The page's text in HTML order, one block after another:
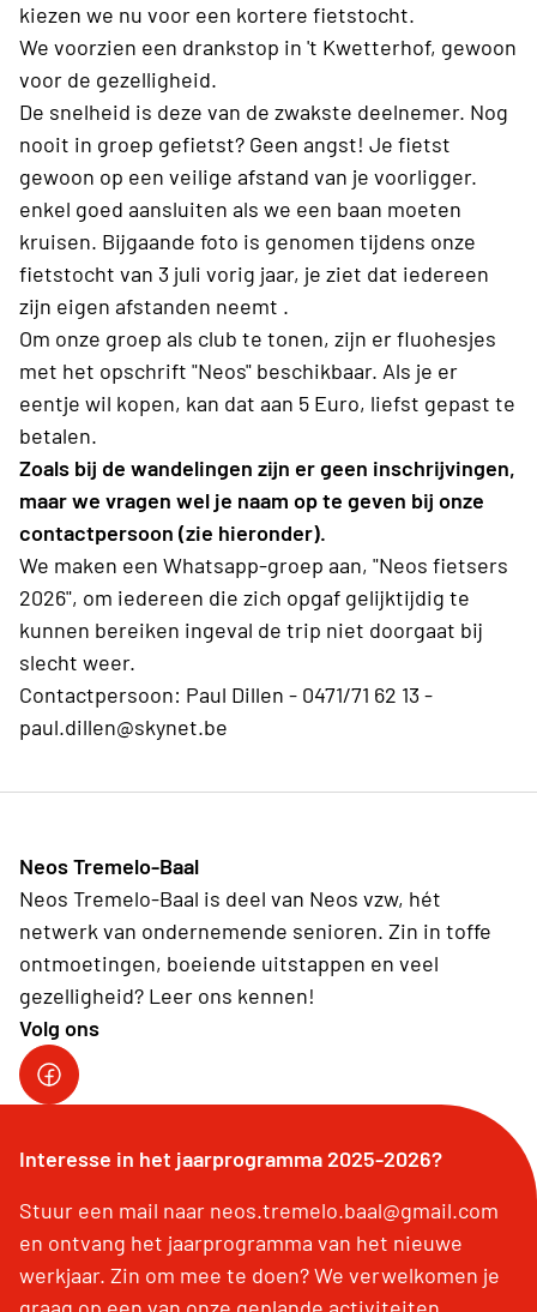
kiezen we nu voor een kortere fietstocht.
We voorzien een drankstop in 't Kwetterhof, gewoon
voor de gezelligheid.
De snelheid is deze van de zwakste deelnemer. Nog
nooit in groep gefietst? Geen angst! Je fietst
gewoon op een veilige afstand van je voorligger.
enkel goed aansluiten als we een baan moeten
kruisen. Bijgaande foto is genomen tijdens onze
fietstocht van 3 juli vorig jaar, je ziet dat iedereen
zijn eigen afstanden neemt .
Om onze groep als club te tonen, zijn er fluohesjes
met het opschrift "Neos" beschikbaar. Als je er
eentje wil kopen, kan dat aan 5 Euro, liefst gepast te
betalen.
Zoals bij de wandelingen zijn er geen inschrijvingen,
maar we vragen wel je naam op te geven bij onze
contactpersoon (zie hieronder).
We maken een Whatsapp-groep aan, "Neos fietsers
2026", om iedereen die zich opgaf gelijktijdig te
kunnen bereiken ingeval de trip niet doorgaat bij
slecht weer.
Contactpersoon: Paul Dillen - 0471/71 62 13 -
paul.dillen@skynet.be
Neos Tremelo-Baal
Neos Tremelo-Baal is deel van Neos vzw, hét
netwerk van ondernemende senioren. Zin in toffe
ontmoetingen, boeiende uitstappen en veel
gezelligheid? Leer ons kennen!
Volg ons
Facebook Tremelo-Baal
Interesse in het jaarprogramma 2025-2026?
Stuur een mail naar neos.tremelo.baal@gmail.com
en ontvang het jaarprogramma van het nieuwe
werkjaar. Zin om mee te doen? We verwelkomen je